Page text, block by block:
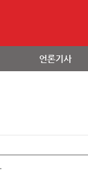
언론기사